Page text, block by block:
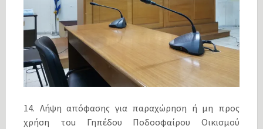
14. Λήψη απόφασης για παραχώρηση ή μη προς
χρήση τοu Γηπέδου Ποδοσφαίρου Οικισμού